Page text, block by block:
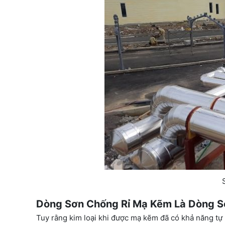
Dòng Sơn Chống Rỉ Mạ Kẽm Là Dòng
Tuy rằng kim loại khi được mạ kẽm đã có khả năng